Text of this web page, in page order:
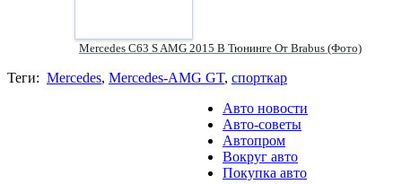
Mercedes C63 S AMG 2015 В Тюнинге От Brabus (фото)
Теги: Mercedes, Mercedes-AMG GT, спорткар
Авто новости
Авто-советы
Автопром
Вокруг авто
Покупка авто